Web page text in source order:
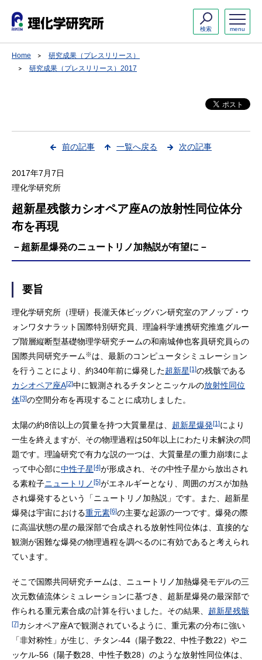
menu
検索
Home
研究成果（プレスリリース）
研究成果（プレスリリース）2017
前の記事 一覧へ戻る 次の記事
2017年7月7日
理化学研究所
超新星残骸カシオペア座Aの放射性同位体分
布を再現
－超新星爆発のニュートリノ加熱説が有望に－
要旨
理化学研究所（理研）長瀧天体ビッグバン研究室のアノップ・ウ
ォンワタナラット国際特別研究員、理論科学連携研究推進グルー
プ階層縦断型基礎物理学研究チームの和南城伸也客員研究員らの
国際共同研究チーム※は、最新のコンピュータシミュレーション
を行うことにより、約340年前に爆発した超新星[1]の残骸である
カシオペア座A[2]中に観測されるチタンとニッケルの放射性同位
体[3]の空間分布を再現することに成功しました。
太陽の約8倍以上の質量を持つ大質量星は、 超新星爆発[1]により
一生を終えますが、その物理過程は50年以上にわたり未解決の問
題です。理論研究で有力な説の一つは、大質量星の重力崩壊によ
って中心部に中性子星[4]が形成され、その中性子星から放出され
る素粒子ニュートリノ [5]がエネルギーとなり、周囲のガスが加熱
され爆発するという「ニュートリノ加熱説」です。また、超新星
爆発は宇宙における重元素[6]の主要な起源の一つです。爆発の際
に高温状態の星の最深部で合成される放射性同位体は、直接的な
観測が困難な爆発の物理過程を調べるのに有効であると考えられ
ています。
そこで国際共同研究チームは、ニュートリノ加熱爆発モデルの三
次元数値流体シミュレーションに基づき、超新星爆発の最深部で
作られる重元素合成の計算を行いました。その結果、 超新星残骸
[7]カシオペア座Aで観測されているように、重元素の分布に強い
「非対称性」が生じ、チタン-44（陽子数22、中性子数22）やニ
ッケル-56（陽子数28、中性子数28）のような放射性同位体は、